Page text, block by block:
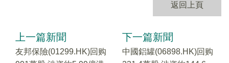
返回上頁
上一篇新聞
友邦保險(01299.HK)回购
下一篇新聞
中國鋁罐(06898.HK)回购